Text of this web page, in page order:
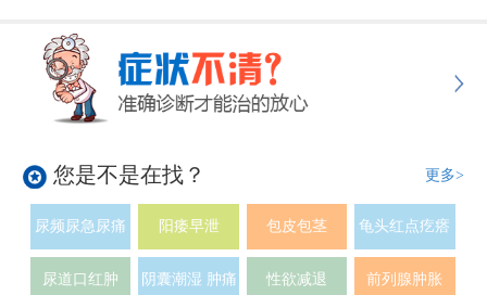
您是不是在找？ 更多>
尿频尿急尿痛 阳痿早泄 包皮包茎 龟头红点疙瘩
尿道口红肿 阴囊潮湿 肿痛 性欲减退 前列腺肿胀